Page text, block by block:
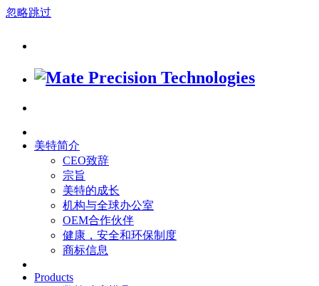
忽略跳过
美特简介
CEO致辞
宗旨
美特的成长
机构与全球办公室
OEM合作伙伴
健康，安全和环保制度
商标信息
Products